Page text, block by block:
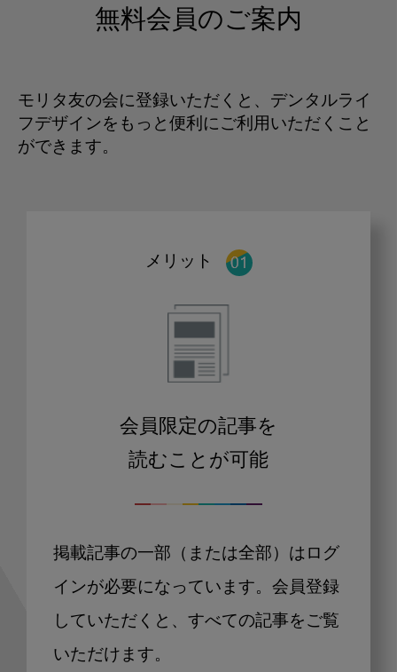
無料会員のご案内
モリタ友の会に登録いただくと、デンタルライ
フデザインをもっと便利にご利用いただくこと
ができます。
メリット
会員限定の記事を
読むことが可能
掲載記事の一部（または全部）はログ
インが必要になっています。会員登録
していただくと、すべての記事をご覧
いただけます。